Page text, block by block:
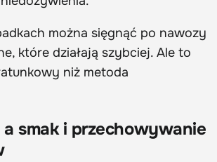
można sięgnąć po nawozy
które działają szybciej. Ale to
niż metoda
smak i przechowywanie